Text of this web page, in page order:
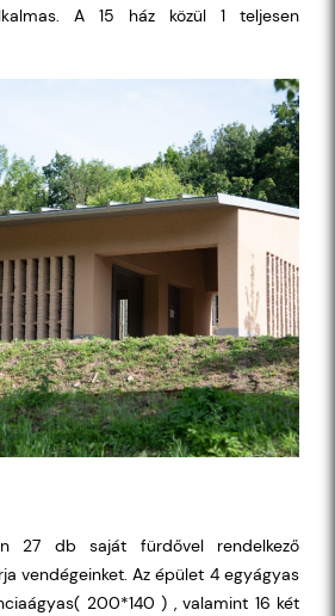
A 15 ház közül 1 teljesen
27 db saját fürdővel rendelkező
vendégeinket. Az épület 4 egyágyas
200*140 ) , valamint 16 két